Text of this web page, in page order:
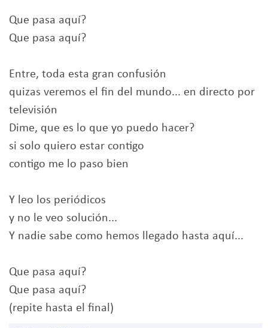
Que pasa aquí?
Que pasa aquí?
Entre, toda esta gran confusión
quizas veremos el fin del mundo... en directo por
televisión
Dime, que es lo que yo puedo hacer?
si solo quiero estar contigo
contigo me lo paso bien
Y leo los periódicos
y no le veo solución...
Y nadie sabe como hemos llegado hasta aquí...
Que pasa aquí?
Que pasa aquí?
(repite hasta el final)